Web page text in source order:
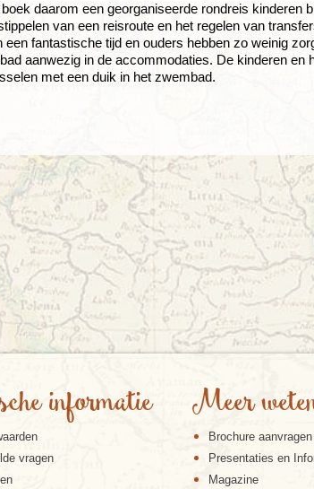
daarom een georganiseerde rondreis kinderen
van een reisroute en het regelen van
fantastische tijd en ouders hebben zo weinig
aanwezig in de accommodaties. De kinderen en
met een duik in het zwembad.
informatie
vragen
Meer
Brochure aanvragen
Presentaties en
Magazine